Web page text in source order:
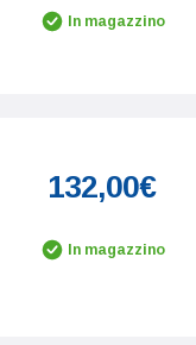
In magazzino
132,00€
In magazzino